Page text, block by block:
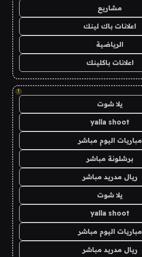
مشاريع
اعلانات باك لينك
الرياضية
اعلانات باكلينك
!
يلا شوت
yalla shoot
مباريات اليوم مباشر
برشلونة مباشر
ريال مدريد مباشر
يلا شوت
yalla shoot
مباريات اليوم مباشر
ريال مدريد مباشر